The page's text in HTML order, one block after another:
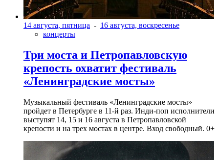
14 августа, пятница - 16 августа, воскресенье
концерты
Три моста и Петропавловскую
крепость охватит фестиваль
«Ленинградские мосты»
Музыкальный фестиваль «Ленинградские мосты»
пройдет в Петербурге в 11-й раз. Инди-поп исполнители
выступят 14, 15 и 16 августа в Петропавловской
крепости и на трех мостах в центре. Вход свободный. 0+